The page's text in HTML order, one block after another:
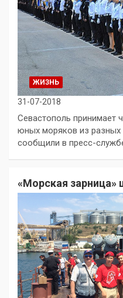
ЖИЗНЬ
31-07-2018
Севастополь принимает
юных моряков из разных
сообщили в пресс-
«Морская зарница»